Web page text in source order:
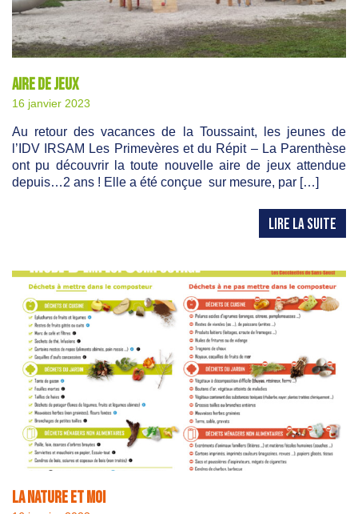
Aire de jeux
16 janvier 2023
Au retour des vacances de la Toussaint, les jeunes de
l’IDV IRSAM Les Primevères et du Répit – La Parenthèse
ont pu découvrir la toute nouvelle aire de jeux attendue
depuis…2 ans ! Elle a été conçue sur mesure, par […]
LIRE LA SUITE
La Nature et Moi